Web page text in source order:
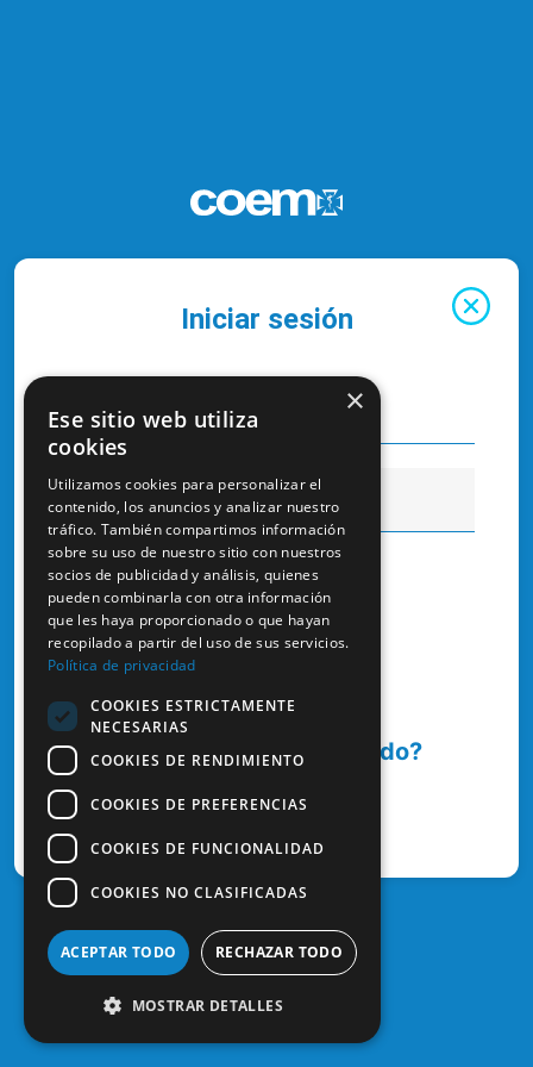
Iniciar sesión
¿Has olvidado tu contraseña?
Entrar
¿Aún no te has registrado?
¿Cómo registrarse?
×
Ese sitio web utiliza
cookies
Utilizamos cookies para personalizar el
contenido, los anuncios y analizar nuestro
tráfico. También compartimos información
sobre su uso de nuestro sitio con nuestros
socios de publicidad y análisis, quienes
pueden combinarla con otra información
que les haya proporcionado o que hayan
recopilado a partir del uso de sus servicios.
Política de privacidad
COOKIES ESTRICTAMENTE
NECESARIAS
COOKIES DE RENDIMIENTO
COOKIES DE PREFERENCIAS
COOKIES DE FUNCIONALIDAD
COOKIES NO CLASIFICADAS
ACEPTAR TODO RECHAZAR TODO
MOSTRAR DETALLES